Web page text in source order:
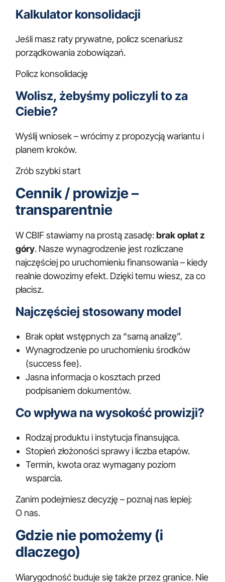
Kalkulator konsolidacji
Jeśli masz raty prywatne, policz scenariusz
porządkowania zobowiązań.
Policz konsolidację
Wolisz, żebyśmy policzyli to za
Ciebie?
Wyślij wniosek – wrócimy z propozycją wariantu i
planem kroków.
Zrób szybki start
Cennik / prowizje –
transparentnie
W CBIF stawiamy na prostą zasadę:brak opłat z
góry. Nasze wynagrodzenie jest rozliczane
najczęściej po uruchomieniu finansowania – kiedy
realnie dowozimy efekt. Dzięki temu wiesz, za co
płacisz.
Najczęściej stosowany model
Brak opłat wstępnych za “samą analizę”.
Wynagrodzenie po uruchomieniu środków
(success fee).
Jasna informacja o kosztach przed
podpisaniem dokumentów.
Co wpływa na wysokość prowizji?
Rodzaj produktu i instytucja finansująca.
Stopień złożoności sprawy i liczba etapów.
Termin, kwota oraz wymagany poziom
wsparcia.
Zanim podejmiesz decyzję – poznaj nas lepiej:
O nas.
Gdzie nie pomożemy (i
dlaczego)
Wiarygodność buduje się także przez granice. Nie